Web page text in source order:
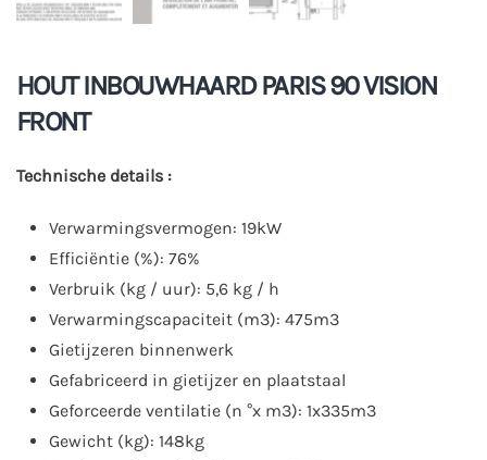
HOUT INBOUWHAARD PARIS 90 VISION
FRONT
Technische details :
Verwarmingsvermogen: 19kW
Efficiëntie (%): 76%
Verbruik (kg / uur): 5,6 kg / h
Verwarmingscapaciteit (m3): 475m3
Gietijzeren binnenwerk
Gefabriceerd in gietijzer en plaatstaal
Geforceerde ventilatie (n °x m3): 1x335m3
Gewicht (kg): 148kg